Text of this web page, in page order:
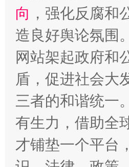
向 ，强化反腐
造良好舆论氛围
网站架起政府和
盾，促进社会大
三者的和谐统一
有生力，借助全
才铺垫一个平台